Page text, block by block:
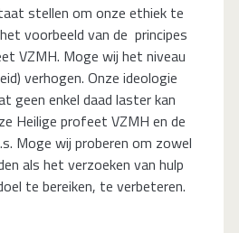
stellen om onze ethiek te
voorbeeld van de principes
VZMH. Moge wij het niveau
verhogen. Onze ideologie
geen enkel daad laster kan
Heilige profeet VZMH en de
Moge wij proberen om zowel
als het verzoeken van hulp
te bereiken, te verbeteren.